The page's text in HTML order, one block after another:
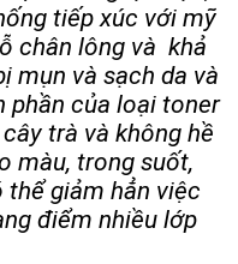
tiếp xúc với mỹ
chân lông và khả
mụn và sạch da và
phần của loại toner
trà và không hề
màu, trong suốt,
thể giảm hẳn việc
điểm nhiều lớp